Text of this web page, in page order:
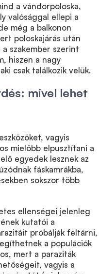
a vándorpoloska,
valósággal ellepi a
még a balkonon
poloskajárás után
szakember szerint
hiszen a nagy
csak találkozik velük.
mivel lehet
vagyis
mielőbb elpusztítani a
egyedek lesznek az
fáskamrákba,
sokszor több
ellenségei jelenleg
kutatói a
próbálják feltárni,
a populációk
mert a paraziták
vagyis a